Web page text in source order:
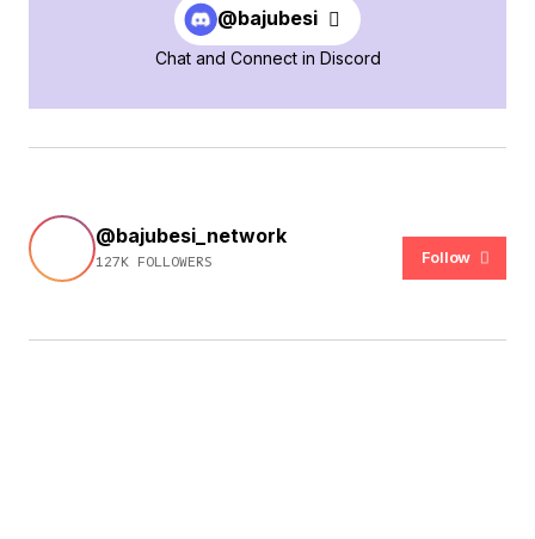
@bajubesi
Chat and Connect in Discord
@bajubesi_network
127K FOLLOWERS Follow